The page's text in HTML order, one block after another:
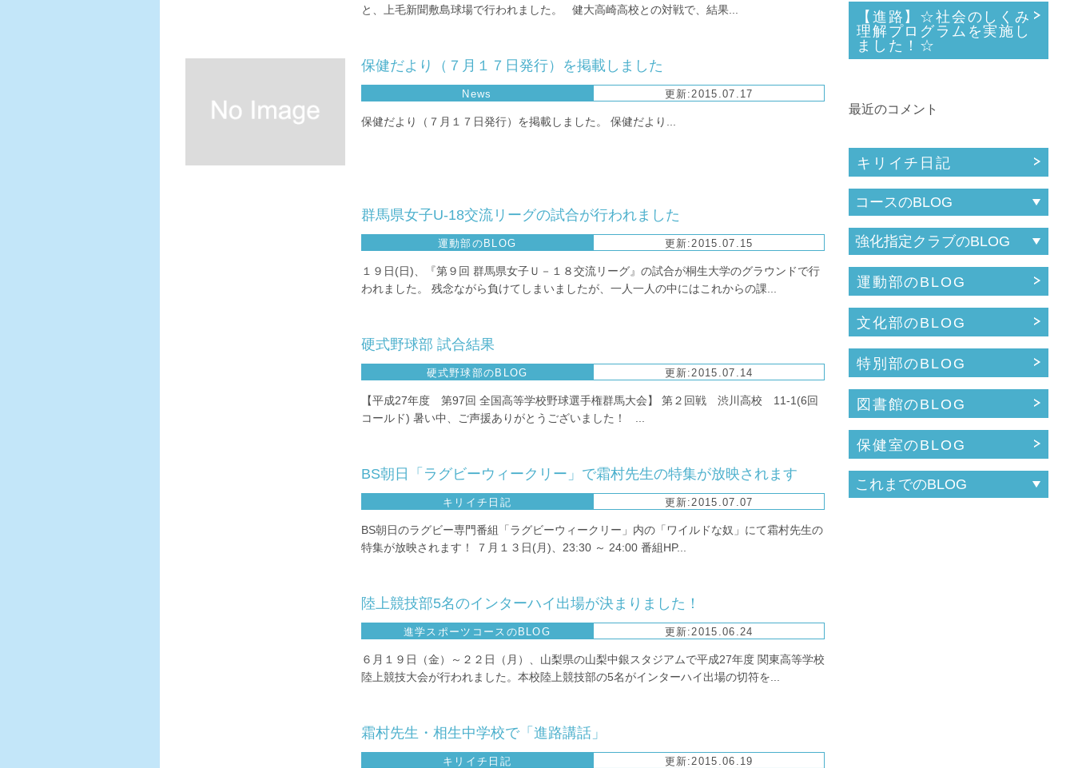
と、上毛新聞敷島球場で行われました。 健大高崎高校との対戦で、結果...
保健だより（７月１７日発行）を掲載しました
News 更新:2015.07.17
保健だより（７月１７日発行）を掲載しました。 保健だより...
群馬県女子U-18交流リーグの試合が行われました
運動部のBLOG 更新:2015.07.15
１９日(日)、『第９回 群馬県女子Ｕ－１８交流リーグ』の試合が桐生大学のグラウンドで行
われました。 残念ながら負けてしまいましたが、一人一人の中にはこれからの課...
硬式野球部 試合結果
硬式野球部のBLOG 更新:2015.07.14
【平成27年度 第97回 全国高等学校野球選手権群馬大会】 第２回戦 渋川高校 11-1(6回
コールド) 暑い中、ご声援ありがとうございました！ ...
BS朝日「ラグビーウィークリー」で霜村先生の特集が放映されます
キリイチ日記 更新:2015.07.07
BS朝日のラグビー専門番組「ラグビーウィークリー」内の「ワイルドな奴」にて霜村先生の
特集が放映されます！ ７月１３日(月)、23:30 ～ 24:00 番組HP...
陸上競技部5名のインターハイ出場が決まりました！
進学スポーツコースのBLOG 更新:2015.06.24
６月１９日（金）～２２日（月）、山梨県の山梨中銀スタジアムで平成27年度 関東高等学校
陸上競技大会が行われました。本校陸上競技部の5名がインターハイ出場の切符を...
霜村先生・相生中学校で「進路講話」
キリイチ日記 更新:2015.06.19
【進路】☆社会のしくみ
理解プログラムを実施し
ました！☆
最近のコメント
キリイチ日記
運動部のBLOG
文化部のBLOG
特別部のBLOG
図書館のBLOG
保健室のBLOG